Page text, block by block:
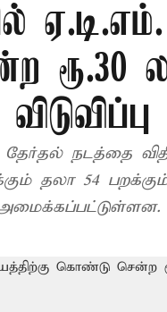
ரூ.30
தேர்தல் நடத்தை
தலா 54